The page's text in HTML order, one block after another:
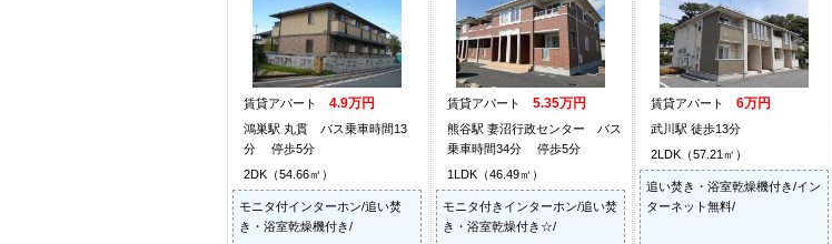
賃貸アパート 4.9万円
鴻巣駅 丸貫 バス乗車時間13
分 停歩5分
2DK（54.66㎡）
モニタ付インターホン/追い焚
き・浴室乾燥機付き/
賃貸アパート 5.35万円
熊谷駅 妻沼行政センター バス
乗車時間34分 停歩5分
1LDK（46.49㎡）
モニタ付きインターホン/追い焚
き・浴室乾燥付き☆/
賃貸アパート 6万円
武川駅 徒歩13分
2LDK（57.21㎡）
追い焚き・浴室乾燥機付き/イン
ターネット無料/